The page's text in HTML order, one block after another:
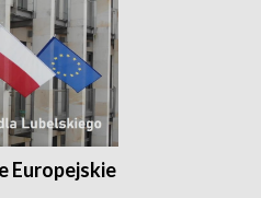
Europejskie